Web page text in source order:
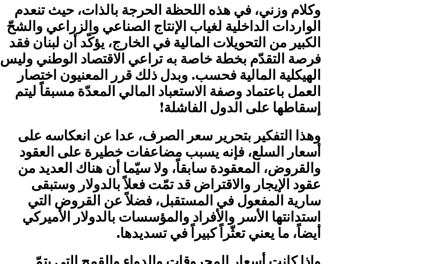
وكلام وزني، في هذه اللحظة الحرجة بالذات، حيث تنعدم
الواردات الداخلية لغياب الإنتاج الصناعي والزراعي والشحّ
الكبير من التحويلات المالية في الخارج، يؤكّد أن لبنان فقد
فرصة التقدّم بخطة خاصة به تراعي الاقتصاد الوطني وليس
الهيكلية المالية فحسب. وبدل ذلك قرر المعنيون اختصار
العمل باعتماد وصفة الاستعباد المالي المعدّة مسبقاً ليتم
إسقاطها على الدول الفاشلة!
وهذا التفكير بتحرير سعر الصرف، عدا عن انعكاسه على
أسعار السلع، فإنه يسبب مضاعفات خطيرة على العقود
والقروض، المعقودة سابقاً، ولا سيّما أن هناك العديد من
عقود الإيجار والاقتراض قد تمّت فعلاً بالدولار وستبقى
سارية المفعول في المستقبل، فضلاً عن القروض التي
استدانتها الأسر والأفراد والمؤسسات بالدولار الأميركي
أيضاً، ما يعني تعثّراً كبيراً في تسديدها.